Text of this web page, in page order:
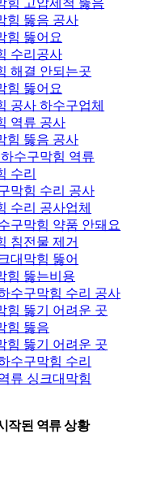
힘 고압세척 뚫음
힘 뚫음 공사
힘 뚫어요
수리공사
해결 안되는곳
힘 뚫어요
공사 하수구업체
역류 공사
힘 뚫음 공사
수구막힘 역류
수리
막힘 수리 공사
수리 공사업체
구막힘 약품 안돼요
침전물 제거
대막힘 뚫어
힘 뚫는비용
수구막힘 수리 공사
힘 뚫기 어려운 곳
힘 뚫음
힘 뚫기 어려운 곳
수구막힘 수리
류 싱크대막힘
작된 역류 상황